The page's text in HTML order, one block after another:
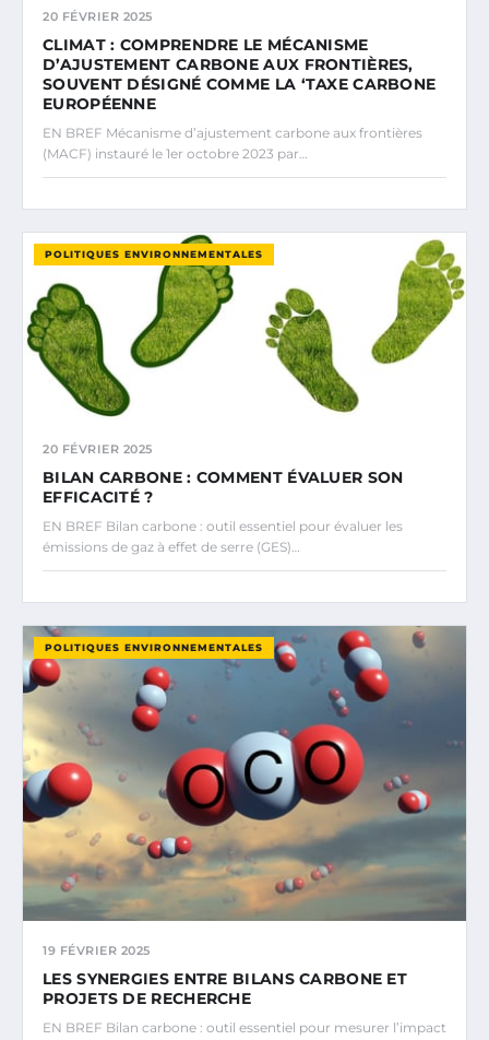
20 FÉVRIER 2025
CLIMAT : COMPRENDRE LE MÉCANISME
D’AJUSTEMENT CARBONE AUX FRONTIÈRES,
SOUVENT DÉSIGNÉ COMME LA ‘TAXE CARBONE
EUROPÉENNE
EN BREF Mécanisme d’ajustement carbone aux frontières
(MACF) instauré le 1er octobre 2023 par…
POLITIQUES ENVIRONNEMENTALES
20 FÉVRIER 2025
BILAN CARBONE : COMMENT ÉVALUER SON
EFFICACITÉ ?
EN BREF Bilan carbone : outil essentiel pour évaluer les
émissions de gaz à effet de serre (GES)…
POLITIQUES ENVIRONNEMENTALES
19 FÉVRIER 2025
LES SYNERGIES ENTRE BILANS CARBONE ET
PROJETS DE RECHERCHE
EN BREF Bilan carbone : outil essentiel pour mesurer l’impact